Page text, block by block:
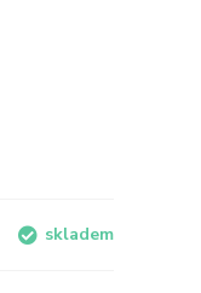
skladem